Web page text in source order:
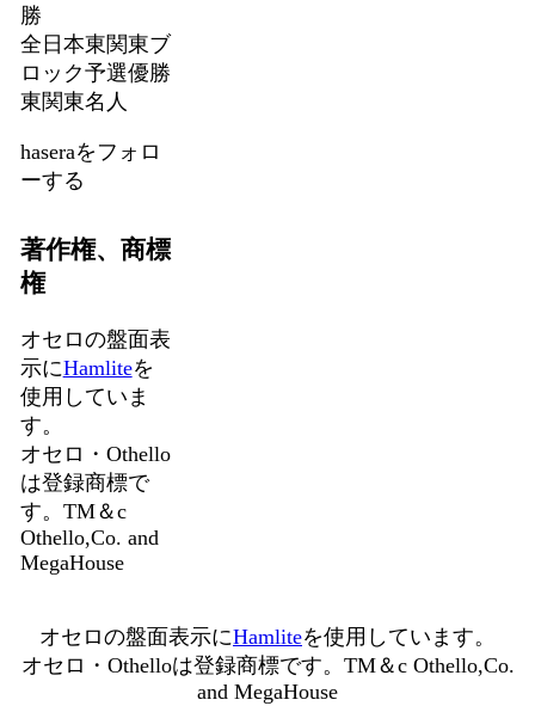
勝
全日本東関東ブ
ロック予選優勝
東関東名人
haseraをフォロ
ーする
著作権、商標
権
オセロの盤面表
示にHamliteを
使用していま
す。
オセロ・Othello
は登録商標で
す。TM＆c
Othello,Co. and
MegaHouse
オセロの盤面表示にHamliteを使用しています。
オセロ・Othelloは登録商標です。TM＆c Othello,Co.
and MegaHouse